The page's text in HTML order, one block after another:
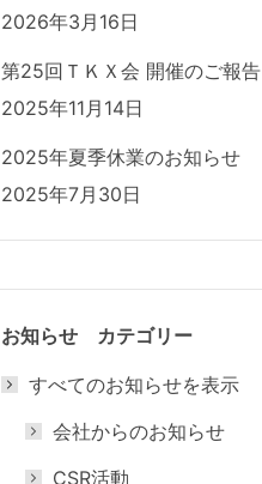
2026年3月16日
第25回ＴＫＸ会 開催のご報告
2025年11月14日
2025年夏季休業のお知らせ
2025年7月30日
お知らせ カテゴリー
すべてのお知らせを表示
会社からのお知らせ
CSR活動